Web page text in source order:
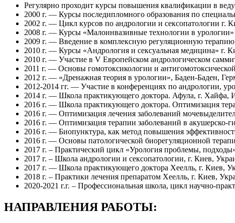
Регулярно проходит курсы повышения квалификации в
2000 г. — Курсы последипломного образования по
2002 г. — Цикл курсов по андрологии и сексопатологии г.
2008 г. — Курсы «Малоинвазивные технологии в урологии»
2009 г. — Введение в комплексную регуляционную
2010 г. — Курсы «Андрология и сексуальная медицина» г.
2010 г. — Участие в V Европейском андрологическом
2011 г. — Основы гомотоксикологии и
2012 г. — «Дренажная теория в урологии», Баден-Баден,
2012-2014 гг. — Участие в конференциях по андрологии,
2014 г. — Школа практикующего доктора. Афула, г. Хайфа,
2016 г. — Школа практикующего доктора. Оптимизация
2016 г. — Оптимизация лечения заболеваний
2016 г. — Оптимизация терапии заболеваний в акушерско-
2016 г. — Биопунктура, как метод повышения
2016 г. — Основы патологической биорегуляционной
2017 г. – Практический цикл «Урология проблемы,
2017 г. – Школа андрологии и сексопатологии, г. Киев,
2017 г. — Школа практикующего доктора Хеелль, г. Киев,
2018 г. – Практики лечения препаратом Хеелль, г. Киев,
2020-2021 г.г. – Профессиональная школа, цикл научно-
НАПРАВЛЕНИЯ РАБОТЫ: